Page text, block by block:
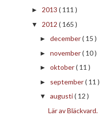
► 2013 ( 111 )
▼ 2012 ( 165 )
► december( 15 )
► november( 10 )
► oktober( 11 )
► september( 11 )
▼ augusti( 12 )
Lär av Bläckvard.